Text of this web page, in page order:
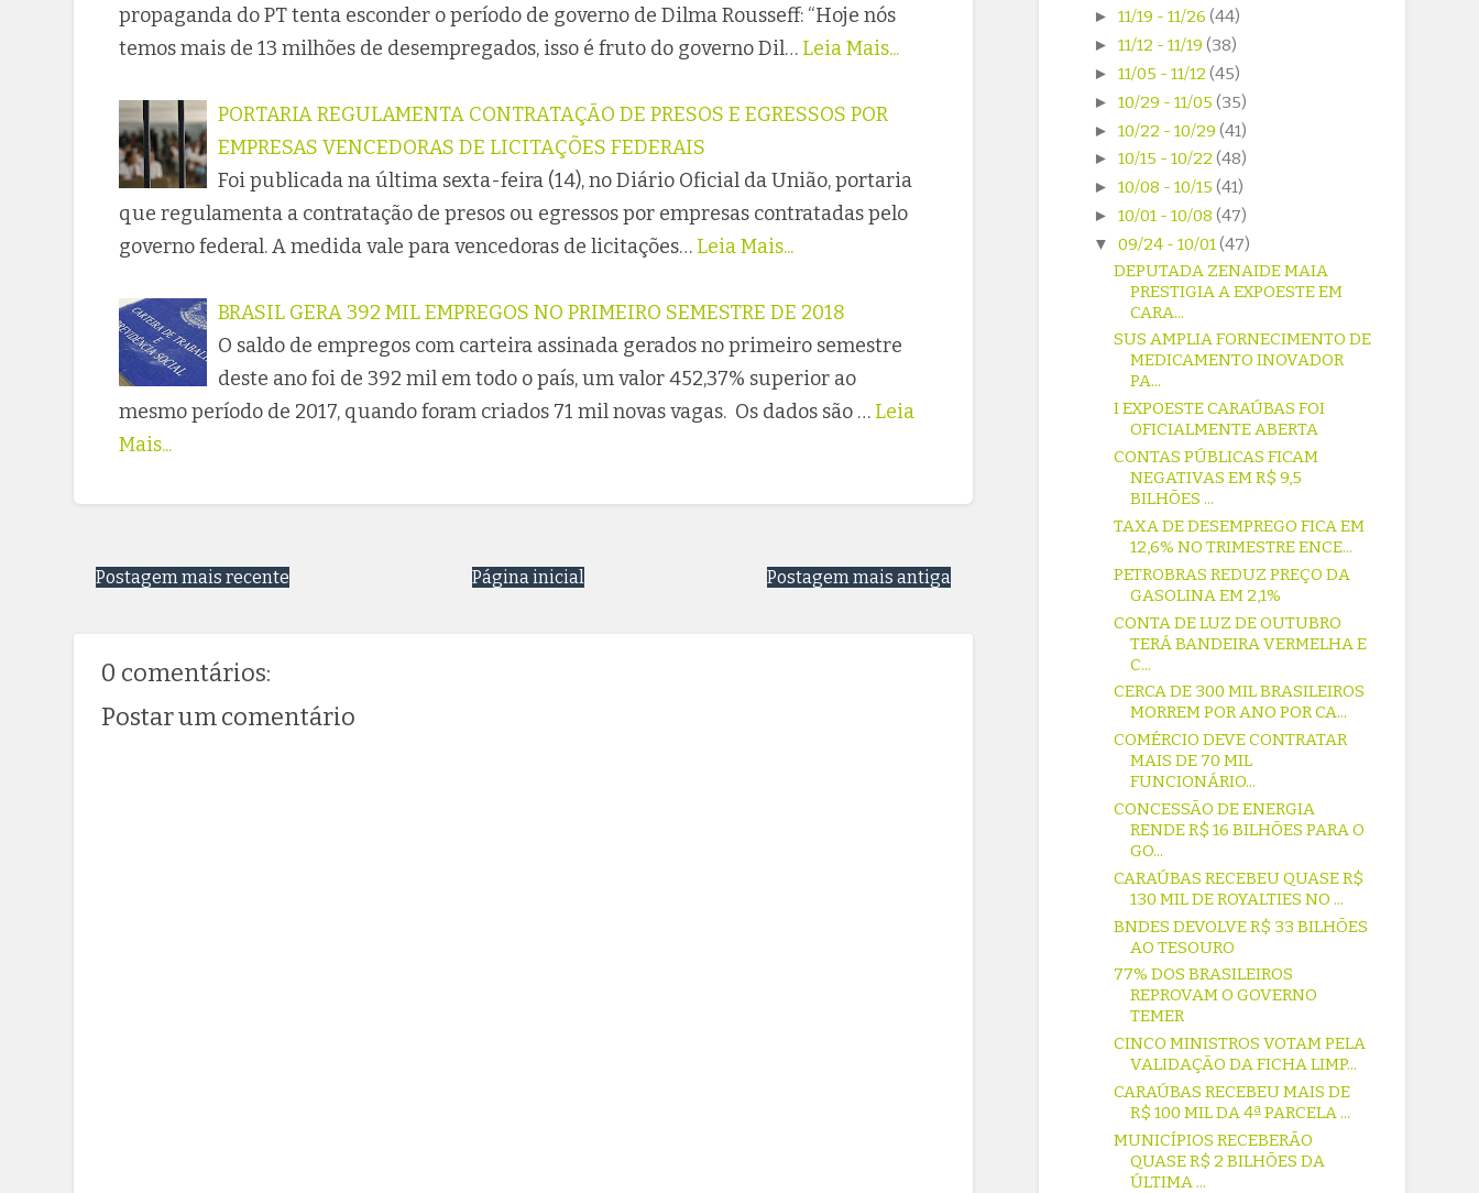
propaganda do PT tenta esconder o período de governo de Dilma Rousseff: “Hoje nós
temos mais de 13 milhões de desempregados, isso é fruto do governo Dil… Leia Mais...
PORTARIA REGULAMENTA CONTRATAÇÃO DE PRESOS E EGRESSOS POR
EMPRESAS VENCEDORAS DE LICITAÇÕES FEDERAIS
Foi publicada na última sexta-feira (14), no Diário Oficial da União, portaria
que regulamenta a contratação de presos ou egressos por empresas contratadas pelo
governo federal. A medida vale para vencedoras de licitações… Leia Mais...
BRASIL GERA 392 MIL EMPREGOS NO PRIMEIRO SEMESTRE DE 2018
O saldo de empregos com carteira assinada gerados no primeiro semestre
deste ano foi de 392 mil em todo o país, um valor 452,37% superior ao
mesmo período de 2017, quando foram criados 71 mil novas vagas. Os dados são … Leia
Mais...
Postagem mais recente Postagem mais antiga
Página inicial
0 comentários:
Postar um comentário
► 11/19 - 11/26 (44)
► 11/12 - 11/19 (38)
► 11/05 - 11/12 (45)
► 10/29 - 11/05 (35)
► 10/22 - 10/29 (41)
► 10/15 - 10/22 (48)
► 10/08 - 10/15 (41)
► 10/01 - 10/08 (47)
▼ 09/24 - 10/01(47)
DEPUTADA ZENAIDE MAIA
PRESTIGIA A EXPOESTE EM
CARA...
SUS AMPLIA FORNECIMENTO DE
MEDICAMENTO INOVADOR
PA...
I EXPOESTE CARAÚBAS FOI
OFICIALMENTE ABERTA
CONTAS PÚBLICAS FICAM
NEGATIVAS EM R$ 9,5
BILHÕES ...
TAXA DE DESEMPREGO FICA EM
12,6% NO TRIMESTRE ENCE...
PETROBRAS REDUZ PREÇO DA
GASOLINA EM 2,1%
CONTA DE LUZ DE OUTUBRO
TERÁ BANDEIRA VERMELHA E
C...
CERCA DE 300 MIL BRASILEIROS
MORREM POR ANO POR CA...
COMÉRCIO DEVE CONTRATAR
MAIS DE 70 MIL
FUNCIONÁRIO...
CONCESSÃO DE ENERGIA
RENDE R$ 16 BILHÕES PARA O
GO...
CARAÚBAS RECEBEU QUASE R$
130 MIL DE ROYALTIES NO ...
BNDES DEVOLVE R$ 33 BILHÕES
AO TESOURO
77% DOS BRASILEIROS
REPROVAM O GOVERNO
TEMER
CINCO MINISTROS VOTAM PELA
VALIDAÇÃO DA FICHA LIMP...
CARAÚBAS RECEBEU MAIS DE
R$ 100 MIL DA 4ª PARCELA ...
MUNICÍPIOS RECEBERÃO
QUASE R$ 2 BILHÕES DA
ÚLTIMA ...